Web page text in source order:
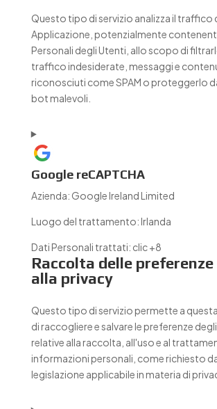
Questo tipo di servizio analizza il traffico
Applicazione, potenzialmente
Personali degli Utenti, allo scopo di
traffico indesiderate, messaggi e
riconosciuti come SPAM o proteggerlo
bot malevoli.
Google reCAPTCHA
Azienda: Google Ireland Limited
Luogo del trattamento:Irlanda
Dati Personali trattati: clic +8
Raccolta delle
alla privacy
Questo tipo di servizio permette a
di raccogliere e salvare le preferenze
relative alla raccolta, all'uso e al
informazioni personali, come richiesto
legislazione applicabile in materia di